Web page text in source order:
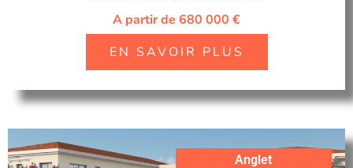
A partir de 680 000 €
EN SAVOIR PLUS
Anglet